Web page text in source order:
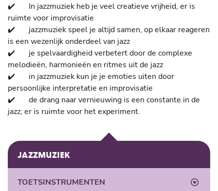
✔️ In jazzmuziek heb je veel creatieve vrijheid, er is
ruimte voor improvisatie
✔️ jazzmuziek speel je altijd samen, op elkaar reageren
is een wezenlijk onderdeel van jazz
✔️ je spelvaardigheid verbetert door de complexe
melodieën, harmonieën en ritmes uit de jazz
✔️ in jazzmuziek kun je je emoties uiten door
persoonlijke interpretatie en improvisatie
✔️ de drang naar vernieuwing is een constante in de
jazz; er is ruimte voor het experiment.
JAZZMUZIEK
TOETSINSTRUMENTEN